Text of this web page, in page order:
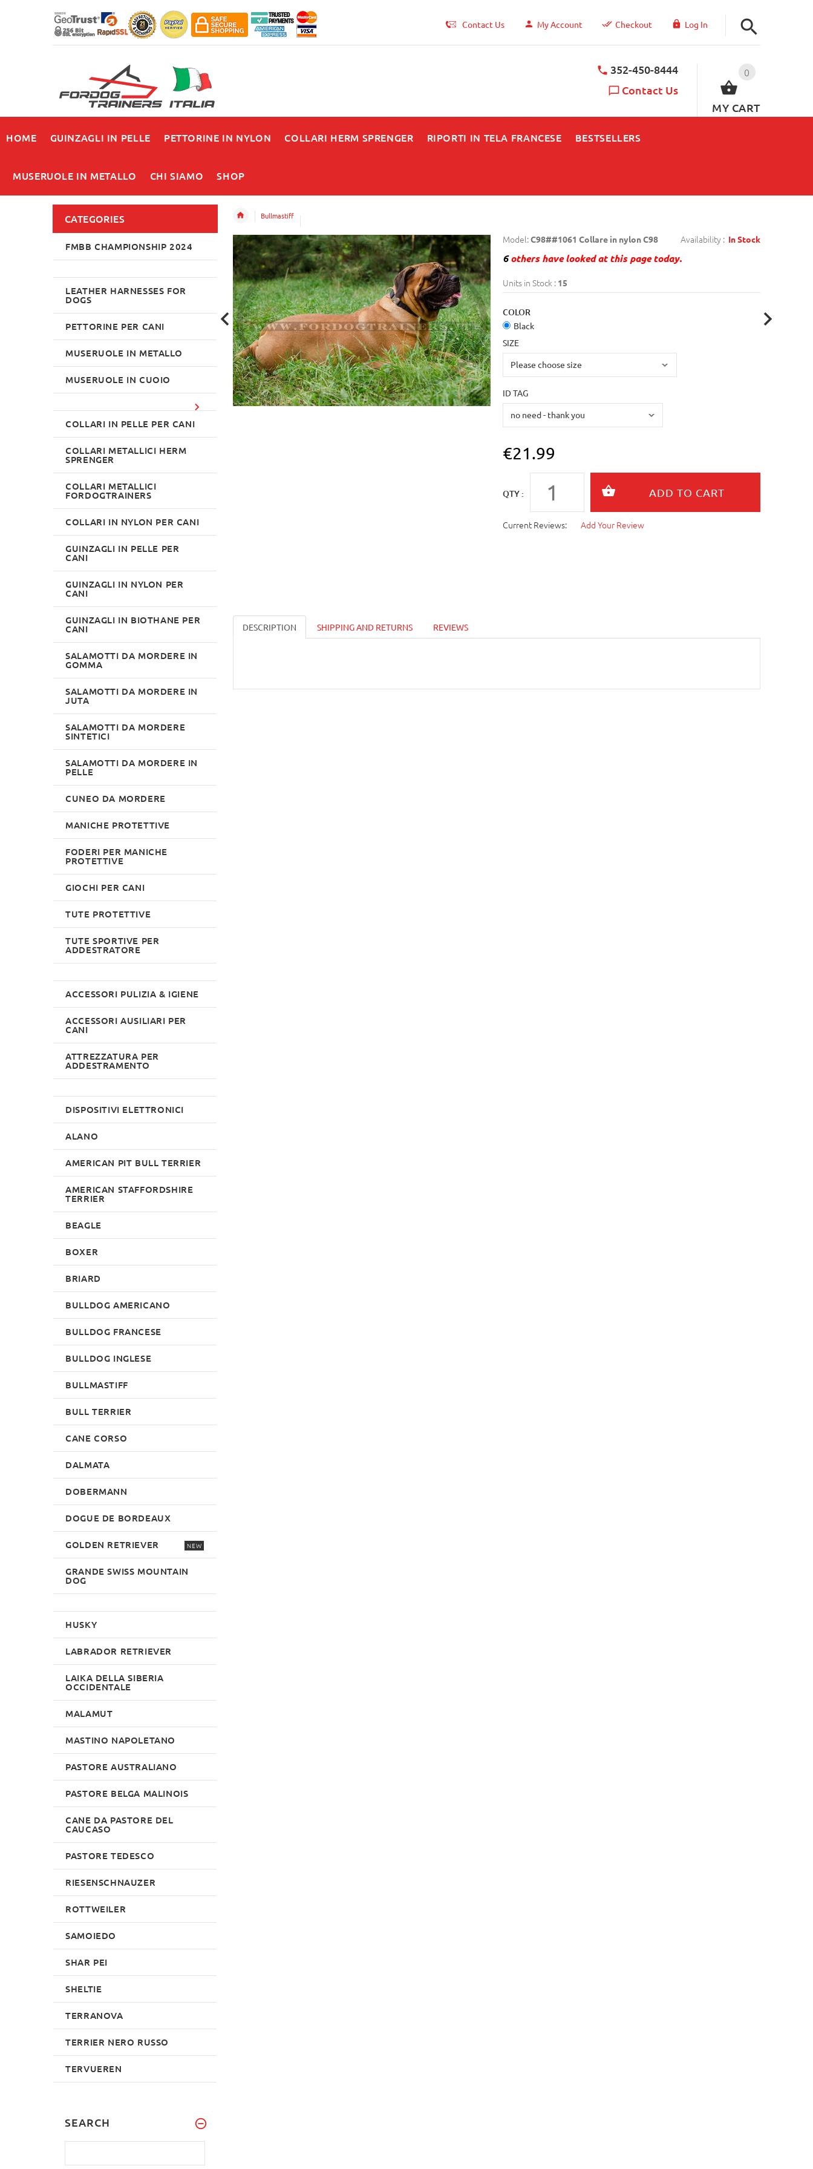
Contact Us My Account Checkout Log In
0
MY CART
352-450-8444
Contact Us
HOME GUINZAGLI IN PELLE PETTORINE IN NYLON COLLARI HERM SPRENGER RIPORTI IN TELA FRANCESE BESTSELLERS
MUSERUOLE IN METALLO CHI SIAMO SHOP
Bullmastiff
Model:C98##1061 Collare in nylon C98 Availability : In Stock
6others have looked at this page today.
Units in Stock :15
COLOR
Black
SIZE
ID TAG
€21.99
QTY :
Current Reviews: Add Your Review
DESCRIPTION SHIPPING AND RETURNS REVIEWS
CATEGORIES
FMBB CHAMPIONSHIP 2024
LEATHER HARNESSES FOR
DOGS
PETTORINE PER CANI
MUSERUOLE IN METALLO
MUSERUOLE IN CUOIO
COLLARI IN PELLE PER CANI
COLLARI METALLICI HERM
SPRENGER
COLLARI METALLICI
FORDOGTRAINERS
COLLARI IN NYLON PER CANI
GUINZAGLI IN PELLE PER
CANI
GUINZAGLI IN NYLON PER
CANI
GUINZAGLI IN BIOTHANE PER
CANI
SALAMOTTI DA MORDERE IN
GOMMA
SALAMOTTI DA MORDERE IN
JUTA
SALAMOTTI DA MORDERE
SINTETICI
SALAMOTTI DA MORDERE IN
PELLE
CUNEO DA MORDERE
MANICHE PROTETTIVE
FODERI PER MANICHE
PROTETTIVE
GIOCHI PER CANI
TUTE PROTETTIVE
TUTE SPORTIVE PER
ADDESTRATORE
ACCESSORI PULIZIA & IGIENE
ACCESSORI AUSILIARI PER
CANI
ATTREZZATURA PER
ADDESTRAMENTO
DISPOSITIVI ELETTRONICI
ALANO
AMERICAN PIT BULL TERRIER
AMERICAN STAFFORDSHIRE
TERRIER
BEAGLE
BOXER
BRIARD
BULLDOG AMERICANO
BULLDOG FRANCESE
BULLDOG INGLESE
BULLMASTIFF
BULL TERRIER
CANE CORSO
DALMATA
DOBERMANN
DOGUE DE BORDEAUX
GOLDEN RETRIEVER NEW
GRANDE SWISS MOUNTAIN
DOG
HUSKY
LABRADOR RETRIEVER
LAIKA DELLA SIBERIA
OCCIDENTALE
MALAMUT
MASTINO NAPOLETANO
PASTORE AUSTRALIANO
PASTORE BELGA MALINOIS
CANE DA PASTORE DEL
CAUCASO
PASTORE TEDESCO
RIESENSCHNAUZER
ROTTWEILER
SAMOIEDO
SHAR PEI
SHELTIE
TERRANOVA
TERRIER NERO RUSSO
TERVUEREN
SEARCH